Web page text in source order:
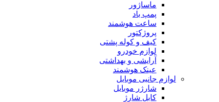
ماساژور
پمپ باد
ساعت هوشمند
پروژکتور
کیف و کوله پشتی
لوازم خودرو
آرایشی و بهداشتی
عینک هوشمند
لوازم جانبی موبایل
شارژر موبایل
کابل شارژ